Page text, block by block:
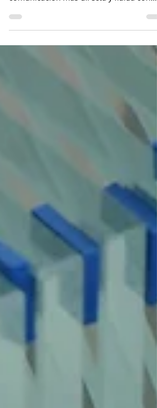
sitio pretendemos ofrecer una
comunicación más directa y fluida con